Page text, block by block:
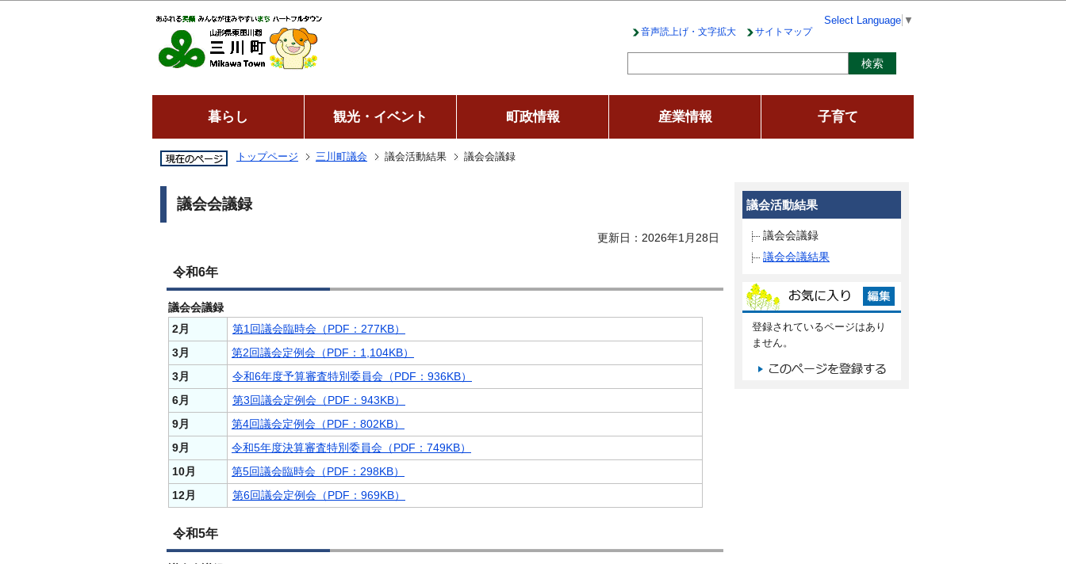
音声読上げ・文字拡大 サイトマップ
Select Language ▼
暮らし 観光・イベント 町政情報 産業情報 子育て
トップページ 三川町議会 議会活動結果 議会会議録
議会会議録
更新日：2026年1月28日
令和6年
議会会議録
2月
第1回議会臨時会（PDF：277KB）
3月
第2回議会定例会（PDF：1,104KB）
3月
令和6年度予算審査特別委員会（PDF：936KB）
6月
第3回議会定例会（PDF：943KB）
9月
第4回議会定例会（PDF：802KB）
9月
令和5年度決算審査特別委員会（PDF：749KB）
10月
第5回議会臨時会（PDF：298KB）
12月
第6回議会定例会（PDF：969KB）
令和5年
議会活動結果
議会会議録
議会会議結果
登録されているページはあり
ません。